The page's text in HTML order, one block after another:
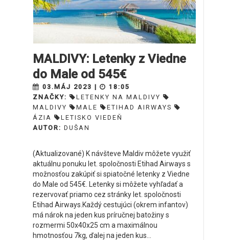
MALDIVY: Letenky z Viedne
do Male od 545€
03.MÁJ 2023 |
18:05
ZNAČKY:
LETENKY NA MALDIVY
MALDIVY
MALE
ETIHAD AIRWAYS
ÁZIA
LETISKO VIEDEŇ
AUTOR: DUŠAN
(Aktualizované) K návšteve Maldiv môžete využiť
aktuálnu ponuku let. spoločnosti Etihad Airways s
možnosťou zakúpiť si spiatočné letenky z Viedne
do Male od 545€. Letenky si môžete vyhľadať a
rezervovať priamo cez stránky let. spoločnosti
Etihad Airways.Každý cestujúci (okrem infantov)
má nárok na jeden kus príručnej batožiny s
rozmermi 50x40x25 cm a maximálnou
hmotnosťou 7kg, ďalej na jeden kus...